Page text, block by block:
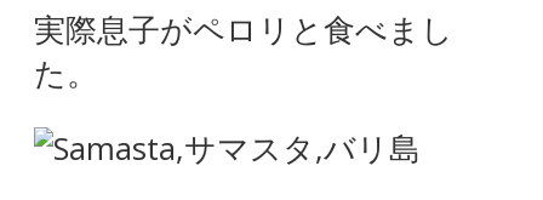
実際息子がペロリと食べまし
た。